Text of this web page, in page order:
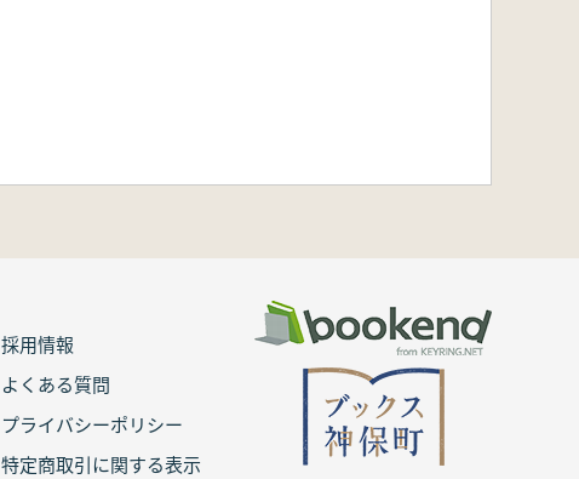
採用情報
よくある質問
プライバシーポリシー
特定商取引に関する表示